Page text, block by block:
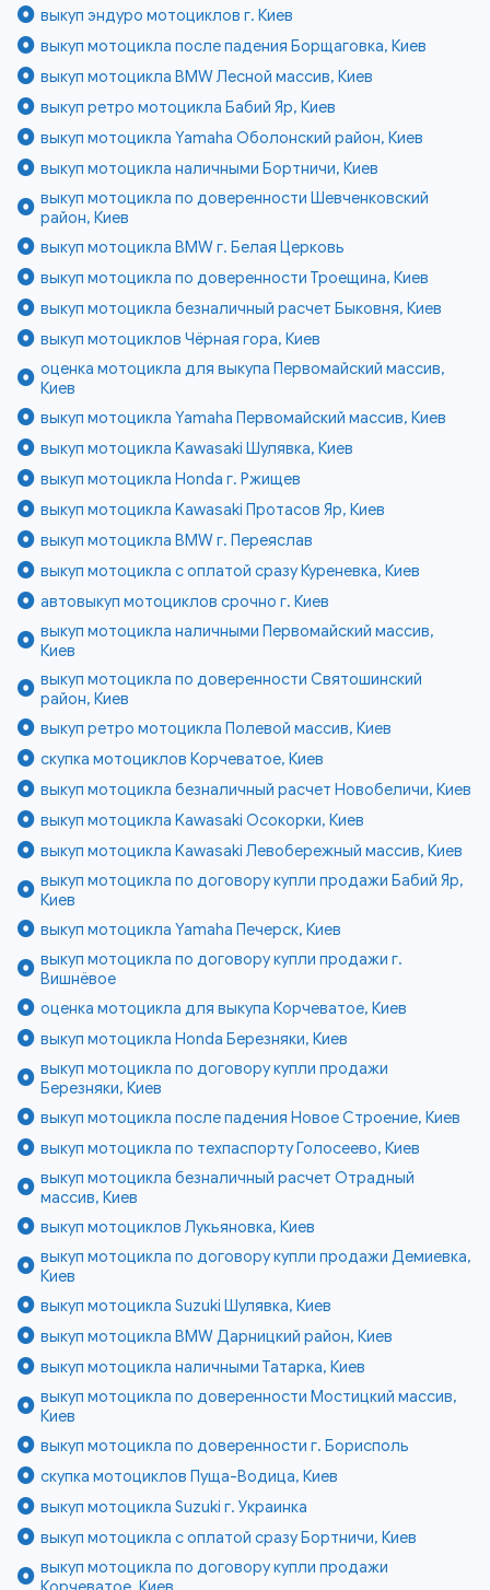
выкуп эндуро мотоциклов г. Киев
выкуп мотоцикла после падения Борщаговка, Киев
выкуп мотоцикла BMW Лесной массив, Киев
выкуп ретро мотоцикла Бабий Яр, Киев
выкуп мотоцикла Yamaha Оболонский район, Киев
выкуп мотоцикла наличными Бортничи, Киев
выкуп мотоцикла по доверенности Шевченковский
район, Киев
выкуп мотоцикла BMW г. Белая Церковь
выкуп мотоцикла по доверенности Троещина, Киев
выкуп мотоцикла безналичный расчет Быковня, Киев
выкуп мотоциклов Чёрная гора, Киев
оценка мотоцикла для выкупа Первомайский массив,
Киев
выкуп мотоцикла Yamaha Первомайский массив, Киев
выкуп мотоцикла Kawasaki Шулявка, Киев
выкуп мотоцикла Honda г. Ржищев
выкуп мотоцикла Kawasaki Протасов Яр, Киев
выкуп мотоцикла BMW г. Переяслав
выкуп мотоцикла с оплатой сразу Куреневка, Киев
автовыкуп мотоциклов срочно г. Киев
выкуп мотоцикла наличными Первомайский массив,
Киев
выкуп мотоцикла по доверенности Святошинский
район, Киев
выкуп ретро мотоцикла Полевой массив, Киев
скупка мотоциклов Корчеватое, Киев
выкуп мотоцикла безналичный расчет Новобеличи, Киев
выкуп мотоцикла Kawasaki Осокорки, Киев
выкуп мотоцикла Kawasaki Левобережный массив, Киев
выкуп мотоцикла по договору купли продажи Бабий Яр,
Киев
выкуп мотоцикла Yamaha Печерск, Киев
выкуп мотоцикла по договору купли продажи г.
Вишнёвое
оценка мотоцикла для выкупа Корчеватое, Киев
выкуп мотоцикла Honda Березняки, Киев
выкуп мотоцикла по договору купли продажи
Березняки, Киев
выкуп мотоцикла после падения Новое Строение, Киев
выкуп мотоцикла по техпаспорту Голосеево, Киев
выкуп мотоцикла безналичный расчет Отрадный
массив, Киев
выкуп мотоциклов Лукьяновка, Киев
выкуп мотоцикла по договору купли продажи Демиевка,
Киев
выкуп мотоцикла Suzuki Шулявка, Киев
выкуп мотоцикла BMW Дарницкий район, Киев
выкуп мотоцикла наличными Татарка, Киев
выкуп мотоцикла по доверенности Мостицкий массив,
Киев
выкуп мотоцикла по доверенности г. Борисполь
скупка мотоциклов Пуща-Водица, Киев
выкуп мотоцикла Suzuki г. Украинка
выкуп мотоцикла с оплатой сразу Бортничи, Киев
выкуп мотоцикла по договору купли продажи